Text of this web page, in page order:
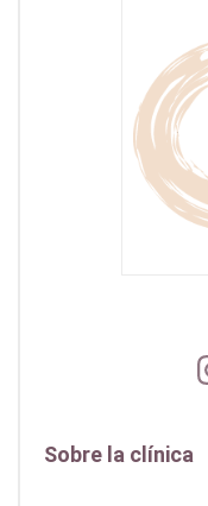
Sobre la clínica